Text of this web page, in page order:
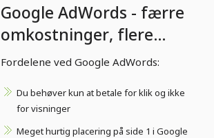
Google AdWords - færre
omkostninger, flere
kunder - 1.4 Fordele ved
Fordelene ved Google AdWords:
Du behøver kun at betale for klik og ikke
for visninger
Meget hurtig placering på side 1 i Google